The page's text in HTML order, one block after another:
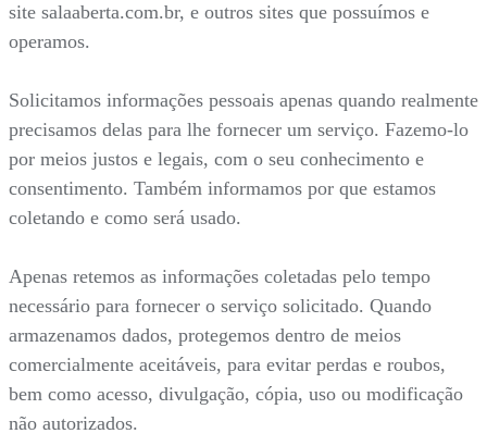
site salaaberta.com.br, e outros sites que possuímos e
operamos.
Solicitamos informações pessoais apenas quando realmente
precisamos delas para lhe fornecer um serviço. Fazemo-lo
por meios justos e legais, com o seu conhecimento e
consentimento. Também informamos por que estamos
coletando e como será usado.
Apenas retemos as informações coletadas pelo tempo
necessário para fornecer o serviço solicitado. Quando
armazenamos dados, protegemos dentro de meios
comercialmente aceitáveis, para evitar perdas e roubos,
bem como acesso, divulgação, cópia, uso ou modificação
não autorizados.